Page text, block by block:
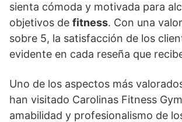
sienta cómoda y motivada para
objetivos de fitness. Con una
sobre 5, la satisfacción de los
evidente en cada reseña que
Uno de los aspectos más
han visitado Carolinas Fitness
amabilidad y profesionalismo de